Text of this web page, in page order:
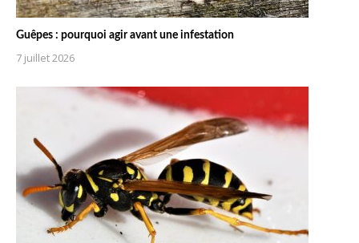
Guêpes : pourquoi agir avant une infestation
7 juillet 2026